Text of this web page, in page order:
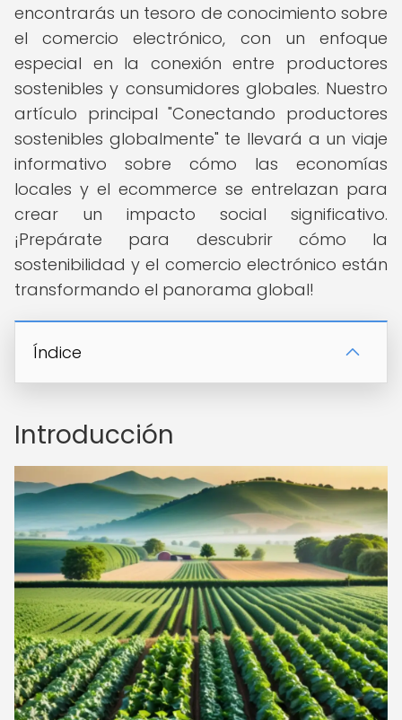
encontrarás un tesoro de conocimiento sobre
el comercio electrónico, con un enfoque
especial en la conexión entre productores
sostenibles y consumidores globales. Nuestro
artículo principal "Conectando productores
sostenibles globalmente" te llevará a un viaje
informativo sobre cómo las economías
locales y el ecommerce se entrelazan para
crear un impacto social significativo.
¡Prepárate para descubrir cómo la
sostenibilidad y el comercio electrónico están
transformando el panorama global!
Índice
Introducción